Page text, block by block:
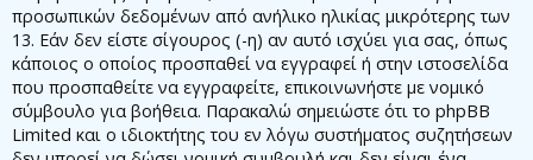
προσωπικών δεδομένων από ανήλικο ηλικίας μικρότερης των
13. Εάν δεν είστε σίγουρος (-η) αν αυτό ισχύει για σας, όπως
κάποιος ο οποίος προσπαθεί να εγγραφεί ή στην ιστοσελίδα
που προσπαθείτε να εγγραφείτε, επικοινωνήστε με νομικό
σύμβουλο για βοήθεια. Παρακαλώ σημειώστε ότι το phpBB
Limited και ο ιδιοκτήτης του εν λόγω συστήματος συζητήσεων